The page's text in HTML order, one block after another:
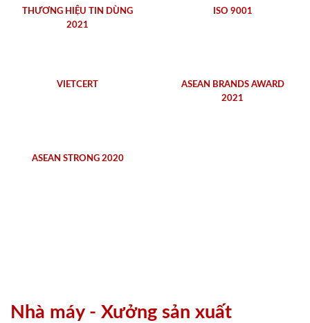
THƯƠNG HIỆU TIN DÙNG
2021
ISO 9001
VIETCERT
ASEAN BRANDS AWARD
2021
ASEAN STRONG 2020
Nhà máy - Xưởng sản xuất